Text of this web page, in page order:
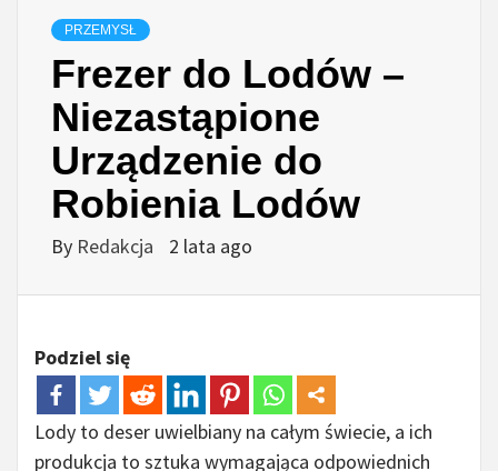
PRZEMYSŁ
Frezer do Lodów –
Niezastąpione
Urządzenie do
Robienia Lodów
By Redakcja 2 lata ago
Podziel się
Lody to deser uwielbiany na całym świecie, a ich
produkcja to sztuka wymagająca odpowiednich